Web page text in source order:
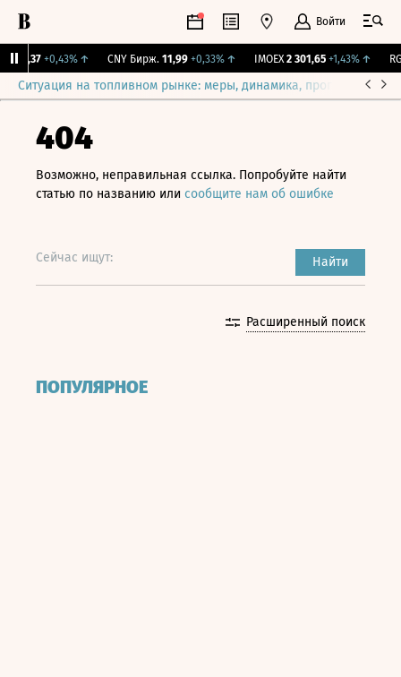
Войти
115,37 +0,43%↑ CNY Бирж. 11,99 +0,33%↑ IMOEX 2 301,65 +1,43%↑
Ситуация на топливном рынке: меры, динамика, прогнозы
404
Возможно, неправильная ссылка. Попробуйте найти
статью по названию или сообщите нам об ошибке
Сейчас ищут: Найти
Расширенный поиск
ПОПУЛЯРНОЕ